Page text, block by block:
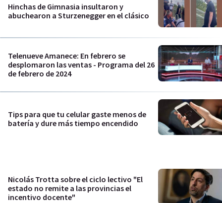
Hinchas de Gimnasia insultaron y
abuchearon a Sturzenegger en el clásico
Telenueve Amanece: En febrero se
desplomaron las ventas - Programa del 26
de febrero de 2024
Tips para que tu celular gaste menos de
batería y dure más tiempo encendido
Nicolás Trotta sobre el ciclo lectivo "El
estado no remite a las provincias el
incentivo docente"